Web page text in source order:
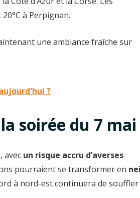
à Perpignan.
une ambiance fraîche sur
?
soirée du 7 mai
avec un risque accru d’averses
pourraient se transformer en
à nord-est continuera de souffler